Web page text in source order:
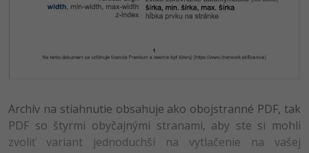
Archív na stiahnutie obsahuje ako obojstranné PDF, tak
PDF so štyrmi obyčajnými stranami, aby ste si mohli
zvoliť variant jednoduchší na vytlačenie na vašej